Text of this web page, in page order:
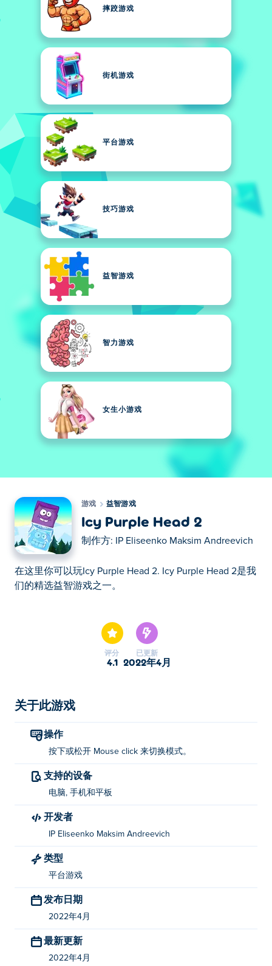
摔跤游戏
街机游戏
平台游戏
技巧游戏
益智游戏
智力游戏
女生小游戏
游戏 益智游戏
Icy Purple Head 2
制作方: IP Eliseenko Maksim Andreevich
在这里你可以玩Icy Purple Head 2. Icy Purple Head 2是我
们的精选益智游戏之一。
评分
4.1
已更新
2022年4月
关于此游戏
操作
按下或松开 Mouse click 来切换模式。
支持的设备
电脑, 手机和平板
开发者
IP Eliseenko Maksim Andreevich
类型
平台游戏
发布日期
2022年4月
最新更新
2022年4月